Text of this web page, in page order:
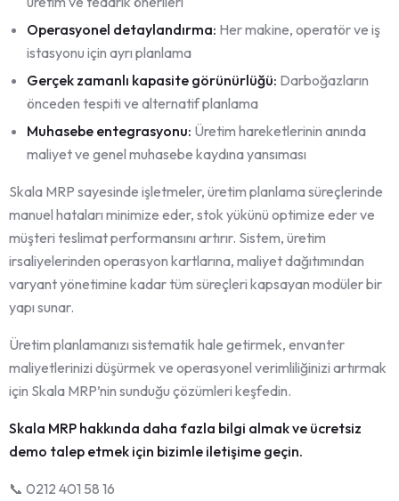
Operasyonel detaylandırma: Her makine, operatör ve iş
istasyonu için ayrı planlama
Gerçek zamanlı kapasite görünürlüğü: Darboğazların
önceden tespiti ve alternatif planlama
Muhasebe entegrasyonu: Üretim hareketlerinin anında
maliyet ve genel muhasebe kaydına yansıması
Skala MRP sayesinde işletmeler, üretim planlama süreçlerinde
manuel hataları minimize eder, stok yükünü optimize eder ve
müşteri teslimat performansını artırır. Sistem, üretim
irsaliyelerinden operasyon kartlarına, maliyet dağıtımından
varyant yönetimine kadar tüm süreçleri kapsayan modüler bir
yapı sunar.
Üretim planlamanızı sistematik hale getirmek, envanter
maliyetlerinizi düşürmek ve operasyonel verimliliğinizi artırmak
için Skala MRP’nin sunduğu çözümleri keşfedin.
Skala MRP hakkında daha fazla bilgi almak ve ücretsiz
demo talep etmek için bizimle iletişime geçin.
📞 0212 401 58 16